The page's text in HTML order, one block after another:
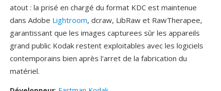
atout : la prisé en chargé du format KDC est maintenue
dans Adobe Lightroom, dcraw, LibRaw et RawTherapee,
garantissant que les images capturees sûr les appareils
grand public Kodak restent exploitables avec les logiciels
contemporains bien après l'arret de la fabrication du
matériel.